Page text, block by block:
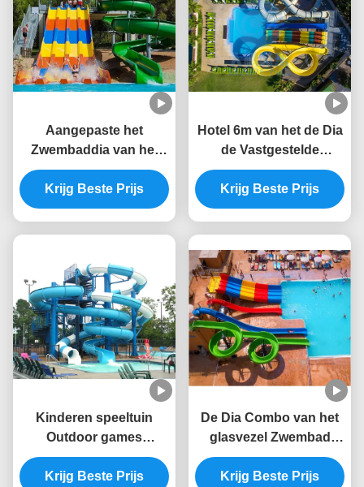
Aangepaste het
Zwembaddia van het
waterpark Dia voor
Volwassenen en
Kinderen
Krijg Beste Prijs
Hotel 6m van het de Dia
de Vastgestelde
Statische Bewijs van
het Zwembadwater
Aangepaste Kleur
Krijg Beste Prijs
Kinderen speeltuin
Outdoor games
Commerciële zwembad
apparatuur Water
Krijg Beste Prijs
De Dia Combo van het
glasvezel Zwembad
Geschikt voor
Waterpark, Hotel,
Krijg Beste Prijs